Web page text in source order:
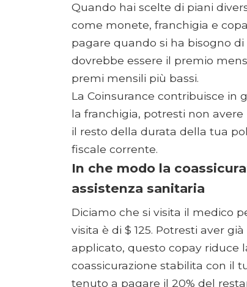
Quando hai scelte di piani
come monete, franchigia e
pagare quando si ha bisogno
dovrebbe essere il premio
premi mensili più bassi.
La Coinsurance contribuisce in
la franchigia, potresti non
il resto della durata della tua
fiscale corrente.
In che modo la
assistenza sanitaria
Diciamo che si visita il medico
visita è di $ 125. Potresti aver
applicato, questo copay riduce
coassicurazione stabilita con il
tenuto a pagare il 20% del